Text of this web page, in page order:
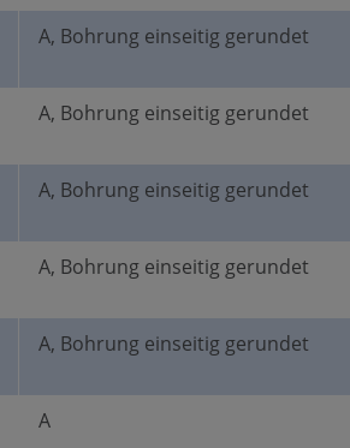
A, Bohrung einseitig gerundet
A, Bohrung einseitig gerundet
A, Bohrung einseitig gerundet
A, Bohrung einseitig gerundet
A, Bohrung einseitig gerundet
A